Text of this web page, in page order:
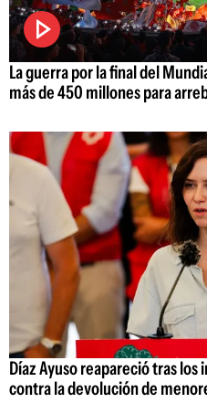
La guerra por la final del
más de 450 millones para
Díaz Ayuso reapareció tras
contra la devolución de